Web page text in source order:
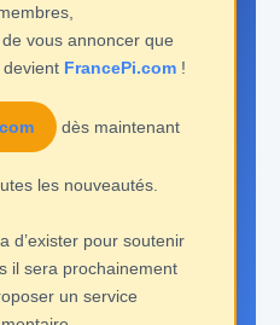
vous annoncer que
FrancePi.com!
dès maintenant
les nouveautés.
d’exister pour soutenir
il sera prochainement
un service